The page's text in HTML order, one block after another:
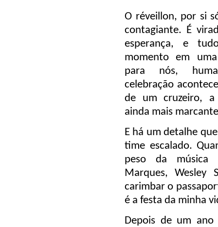
O réveillon, por si
contagiante. É
esperança, e
momento em
para nós,
celebração
de um cruzeiro, a
ainda mais
E há um detalhe
time escalado.
peso da música
Marques, Wesley
carimbar o
é a festa da minha
Depois de um